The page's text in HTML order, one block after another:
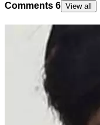
Comments 6 View all